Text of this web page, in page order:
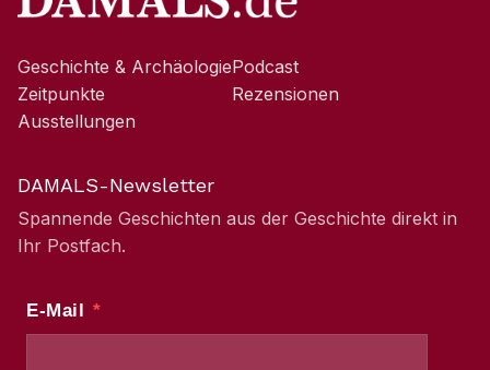
Geschichte & Archäologie
Zeitpunkte
Ausstellungen
Podcast
Rezensionen
DAMALS-Newsletter
Spannende Geschichten aus der Geschichte direkt in
Ihr Postfach.